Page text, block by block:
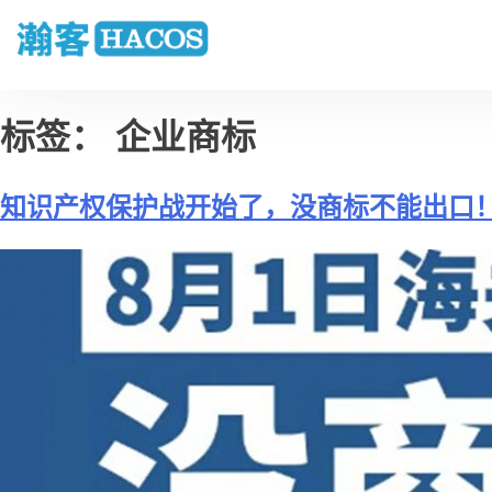
标签： 企业商标
知识产权保护战开始了，没商标不能出口